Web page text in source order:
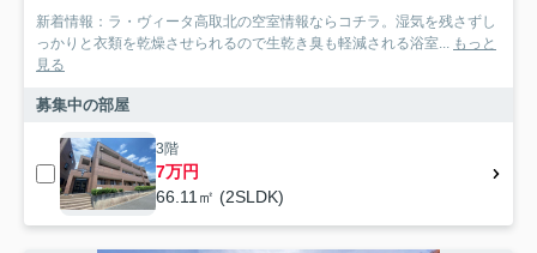
新着情報：ラ・ヴィータ高取北の空室情報ならコチラ。湿気を残さずし
っかりと衣類を乾燥させられるので生乾き臭も軽減される浴室... もっと
見る
募集中の部屋
3階
7万円
66.11㎡ (2SLDK)